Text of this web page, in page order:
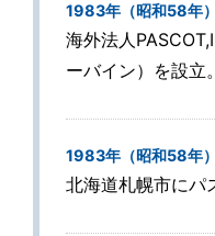
1983年（昭和58年
海外法人
ーバイン）を設立。
1983年（昭和58年
北海道札幌市にパ